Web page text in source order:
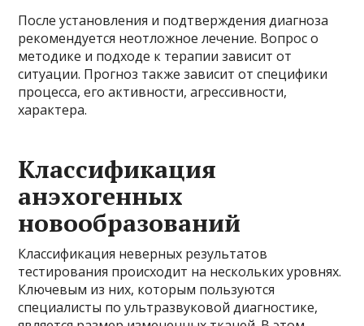
После установления и подтверждения диагноза
рекомендуется неотложное лечение. Вопрос о
методике и подходе к терапии зависит от
ситуации. Прогноз также зависит от специфики
процесса, его активности, агрессивности,
характера.
Классификация
анэхогенных
новообразований
Классификация неверных результатов
тестирования происходит на нескольких уровнях.
Ключевым из них, которым пользуются
специалисты по ультразвуковой диагностике,